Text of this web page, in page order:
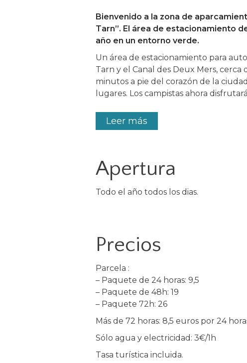
Bienvenido a la zona de
Tarn”. El área de estacionamiento
año en un entorno verde.
Un área de estacionamiento para
Tarn y el Canal des Deux Mers,
minutos a pie del corazón de la
lugares. Los campistas ahora
Leer más
Apertura
Todo el año todos los dias.
Precios
Parcela :
– Paquete de 24 horas: 9,5
– Paquete de 48h: 19
– Paquete 72h: 26
Más de 72 horas: 8,5 euros por 24
Sólo agua y electricidad: 3€/1h
Tasa turística incluida.